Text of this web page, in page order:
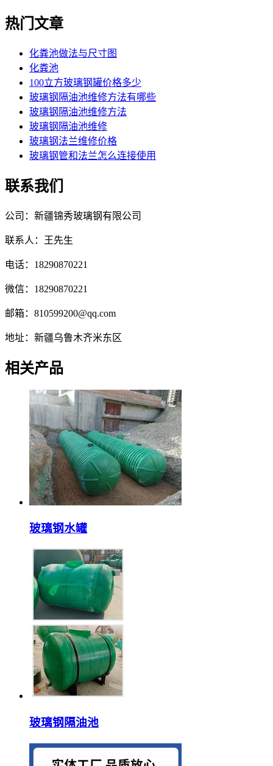
热门文章
化粪池做法与尺寸图
化粪池
100立方玻璃钢罐价格多少
玻璃钢隔油池维修方法有哪些
玻璃钢隔油池维修方法
玻璃钢隔油池维修
玻璃钢法兰维修价格
玻璃钢管和法兰怎么连接使用
联系我们
公司：新疆锦秀玻璃钢有限公司
联系人：王先生
电话：18290870221
微信：18290870221
邮箱：810599200@qq.com
地址：新疆乌鲁木齐米东区
相关产品
玻璃钢水罐
玻璃钢隔油池